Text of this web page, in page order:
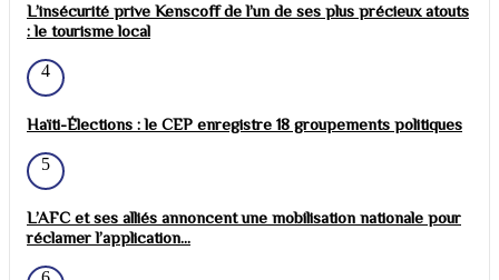
L’insécurité prive Kenscoff de l’un de ses plus précieux atouts
: le tourisme local
4
Haïti-Élections : le CEP enregistre 18 groupements politiques
5
L’AFC et ses alliés annoncent une mobilisation nationale pour
réclamer l’application...